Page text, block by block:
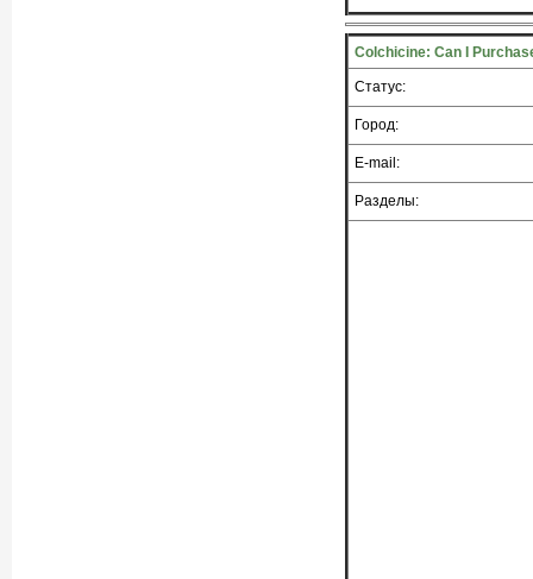
Colchicine: Can I
Статус:
Город:
E-mail:
Разделы: